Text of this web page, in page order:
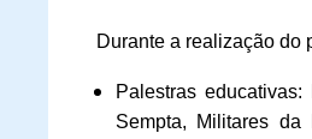
Durante a realização do
Palestras educativas:
Sempta, Militares